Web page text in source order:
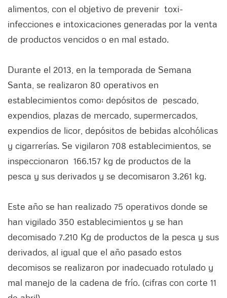
alimentos, con el objetivo de prevenir toxi-
infecciones e intoxicaciones generadas por la venta
de productos vencidos o en mal estado.
Durante el 2013, en la temporada de Semana
Santa, se realizaron 80 operativos en
establecimientos como: depósitos de pescado,
expendios, plazas de mercado, supermercados,
expendios de licor, depósitos de bebidas alcohólicas
y cigarrerías. Se vigilaron 708 establecimientos, se
inspeccionaron 166.157 kg de productos de la
pesca y sus derivados y se decomisaron 3.261 kg.
Este año se han realizado 75 operativos donde se
han vigilado 350 establecimientos y se han
decomisado 7.210 Kg de productos de la pesca y sus
derivados, al igual que el año pasado estos
decomisos se realizaron por inadecuado rotulado y
mal manejo de la cadena de frío. (cifras con corte 11